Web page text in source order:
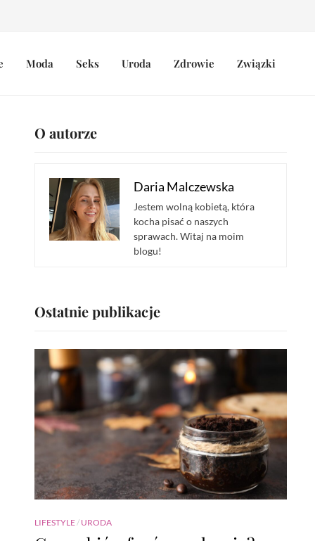
Moda Seks Uroda Zdrowie Związki
O autorze
Daria Malczewska
Jestem wolną kobietą, która
kocha pisać o naszych
sprawach. Witaj na moim
blogu!
Ostatnie publikacje
LIFESTYLE/ URODA